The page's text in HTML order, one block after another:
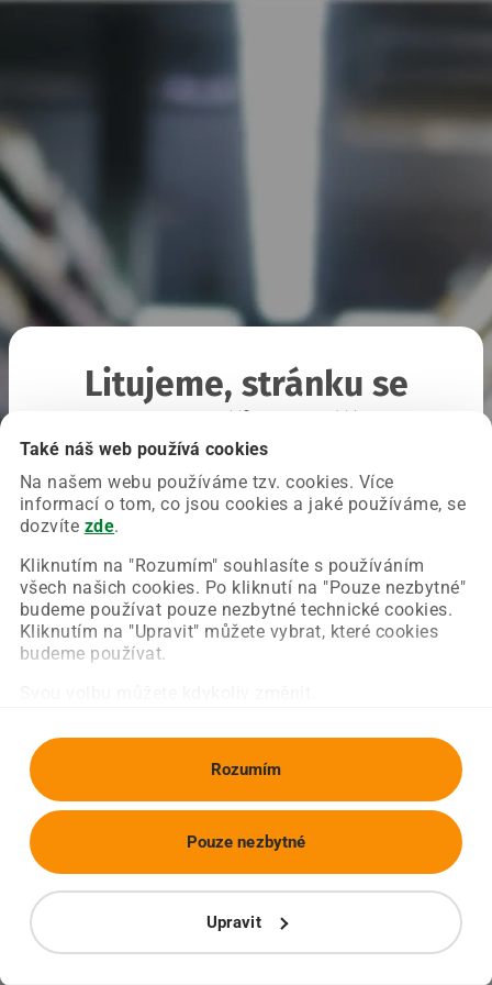
Také náš web používá cookies
Na našem webu používáme tzv. cookies. Více
informací o tom, co jsou cookies a jaké používáme, se
dozvíte zde.
Kliknutím na "Rozumím" souhlasíte s používáním
všech našich cookies. Po kliknutí na "Pouze nezbytné"
budeme používat pouze nezbytné technické cookies.
Kliknutím na "Upravit" můžete vybrat, které cookies
budeme používat.
Rozumím
Upravit
Pouze nezbytné
Litujeme, stránku se
Chyba nastala na naší straně a už ji opravujeme.
Zkuste prosím znovu načíst požadovanou stránku.
Obnovit stránku Úvodní strana